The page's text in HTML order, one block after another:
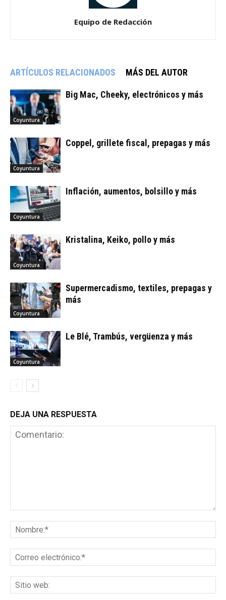
Equipo de Redacción
ARTÍCULOS RELACIONADOS MÁS DEL AUTOR
Coyuntura
Big Mac, Cheeky, electrónicos y más
Coyuntura
Coppel, grillete fiscal, prepagas y más
Coyuntura
Inflación, aumentos, bolsillo y más
Coyuntura
Kristalina, Keiko, pollo y más
Coyuntura
Supermercadismo, textiles, prepagas y
más
Coyuntura
Le Blé, Trambús, vergüenza y más
DEJA UNA RESPUESTA